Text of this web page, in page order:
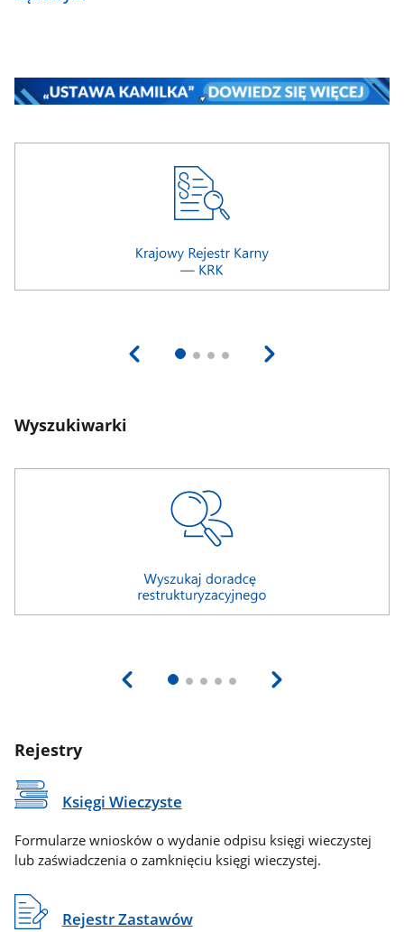
Wyszukiwarki
Rejestry
Księgi Wieczyste
Formularze wniosków o wydanie odpisu księgi wieczystej
lub zaświadczenia o zamknięciu księgi wieczystej.
Rejestr Zastawów